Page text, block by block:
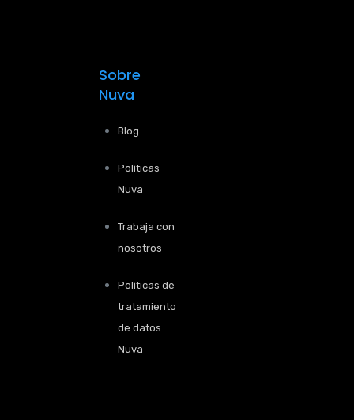
Sobre
Nuva
Blog
Políticas
Nuva
Trabaja con
nosotros
Políticas de
tratamiento
de datos
Nuva